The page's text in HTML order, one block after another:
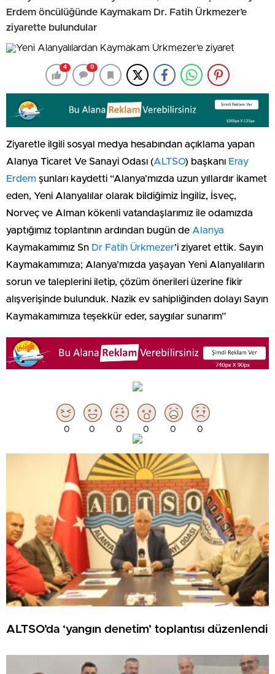
Erdem öncülüğünde Kaymakam Dr. Fatih Ürkmezer’e
ziyarette bulundular
4 0
Ziyaretle ilgili sosyal medya hesabından açıklama yapan
Alanya Ticaret Ve Sanayi Odası (ALTSO) başkanı Eray
Erdem şunları kaydetti “Alanya’mızda uzun yıllardır ikamet
eden, Yeni Alanyalılar olarak bildiğimiz İngiliz, İsveç,
Norveç ve Alman kökenli vatandaşlarımız ile odamızda
yaptığımız toplantının ardından bugün de Alanya
Kaymakamımız Sn Dr Fatih Ürkmezer’i ziyaret ettik. Sayın
Kaymakamımıza; Alanya’mızda yaşayan Yeni Alanyalıların
sorun ve taleplerini iletip, çözüm önerileri üzerine fikir
alışverişinde bulunduk. Nazik ev sahipliğinden dolayı Sayın
Kaymakamımıza teşekkür eder, saygılar sunarım”
0 0 0 0 0 0
ALTSO’da ‘yangın denetim’ toplantısı düzenlendi